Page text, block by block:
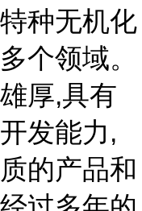
种无机化
个领域。
厚,具有
发能力,
的产品和